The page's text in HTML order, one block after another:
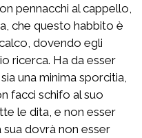
pennacchi al cappello,
che questo habbito è
dovendo egli
ricerca. Ha da esser
una minima sporcitia,
facci schifo al suo
le dita, e non esser
sua dovrà non esser